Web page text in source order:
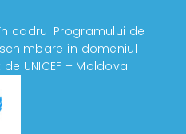
cadrul Programului de
în domeniul
UNICEF – Moldova.